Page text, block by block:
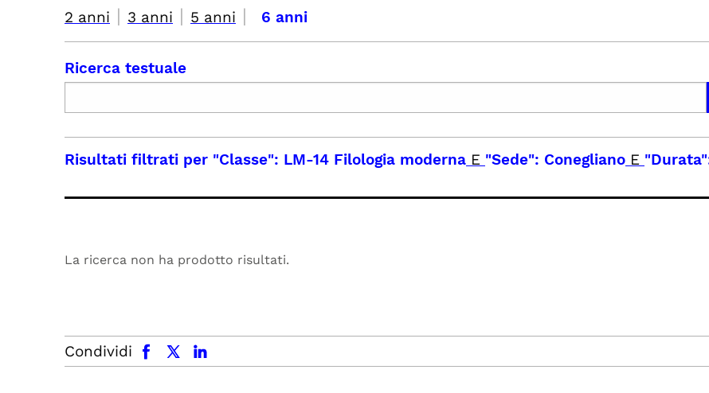
2 anni | 3 anni | 5 anni | 6 anni
Ricerca testuale
Risultati filtrati per "Classe": LM-14 Filologia moderna E "Sede": Conegliano E
La ricerca non ha prodotto risultati.
Condividi
facebook x.com linkedin